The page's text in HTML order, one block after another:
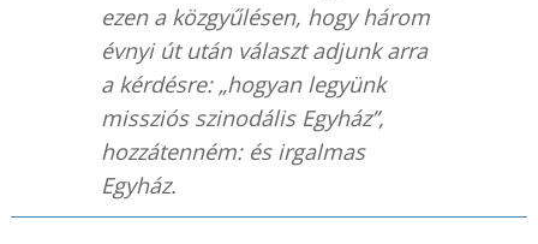
ezen a közgyűlésen, hogy három
évnyi út után választ adjunk arra
a kérdésre: „hogyan legyünk
missziós szinodális Egyház”,
hozzátenném: és irgalmas
Egyház.